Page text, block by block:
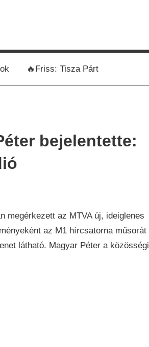
🔥Friss: Tisza Párt
bejelentette:
megérkezett az MTVA új, ideiglenes
az M1 hírcsatorna műsorát
látható. Magyar Péter a közösségi